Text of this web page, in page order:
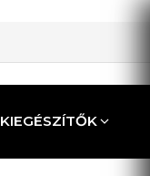
KIEGÉSZÍTŐK